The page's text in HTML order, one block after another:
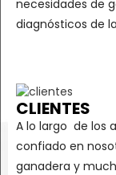
necesidades de
diagnósticos de
CLIENTES
A lo largo de los
confiado en
ganadera y